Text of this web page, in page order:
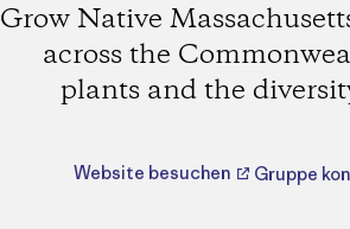
Grow Native
across the
plants and the
Website besuchen Gruppe